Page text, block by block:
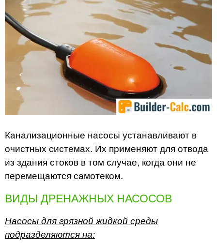
Канализационные насосы устанавливают в
очистных системах. Их применяют для отвода
из здания стоков в том случае, когда они не
перемещаются самотеком.
ВИДЫ ДРЕНАЖНЫХ НАСОСОВ
Насосы для грязной жидкой среды
подразделяются на: